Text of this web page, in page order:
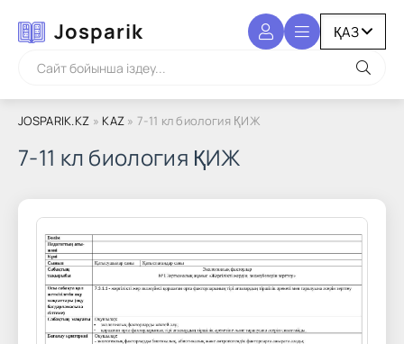
Josparik
JOSPARIK.KZ » KAZ » 7-11 кл биология ҚИЖ
7-11 кл биология ҚИЖ